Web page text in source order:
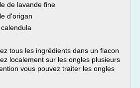
de lavande fine
d'origan
tous les ingrédients dans un flacon
localement sur les ongles plusieurs
vous pouvez traiter les ongles